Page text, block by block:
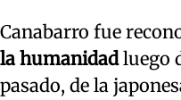
Canabarro fue
la humanidadluego
pasado, de la